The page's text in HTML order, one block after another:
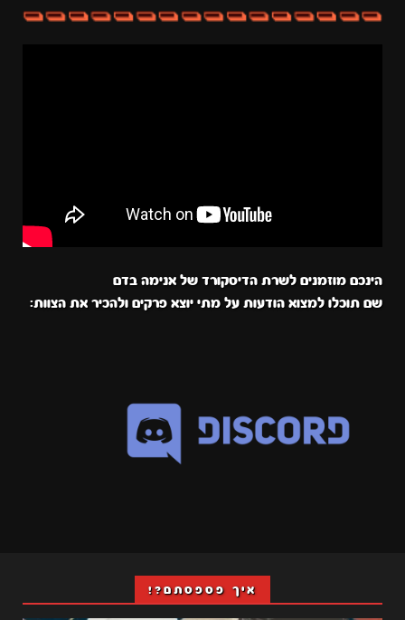
הינכם מוזמנים לשרת הדיסקורד של אנימה בדם
שם תוכלו למצוא הודעות על מתי יוצא פרקים ולהכיר את הצוות:
איך פספסתם?!